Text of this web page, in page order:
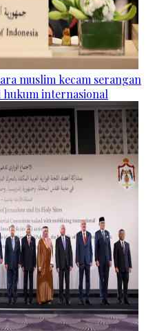
muslim kecam serangan
hukum internasional